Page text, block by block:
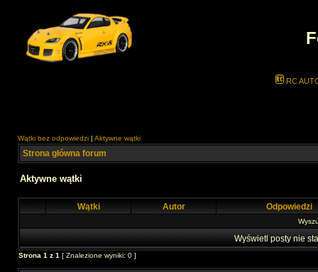
RC
Wątki bez odpowiedzi | Aktywne wątki
Strona główna forum
Aktywne wątki
Wątki Autor Odpowiedzi
Wyświetl posty nie
Strona 1 z 1 [ Znalezione wyniki: 0 ]